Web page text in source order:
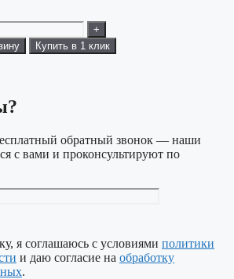
+
Купить в 1 клик
обратный звонок — наши
с вами и проконсультируют по
я соглашаюсь с условиями политики
и даю согласие на обработку
.